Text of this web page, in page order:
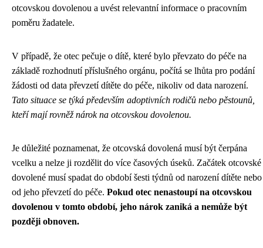
otcovskou dovolenou a uvést relevantní informace o pracovním
poměru žadatele.
V případě, že otec pečuje o dítě, které bylo převzato do péče na
základě rozhodnutí příslušného orgánu, počítá se lhůta pro podání
žádosti od data převzetí dítěte do péče, nikoliv od data narození.
Tato situace se týká především adoptivních rodičů nebo pěstounů,
kteří mají rovněž nárok na otcovskou dovolenou.
Je důležité poznamenat, že otcovská dovolená musí být čerpána
vcelku a nelze ji rozdělit do více časových úseků. Začátek otcovské
dovolené musí spadat do období šesti týdnů od narození dítěte nebo
od jeho převzetí do péče. Pokud otec nenastoupí na otcovskou
dovolenou v tomto období, jeho nárok zaniká a nemůže být
později obnoven.